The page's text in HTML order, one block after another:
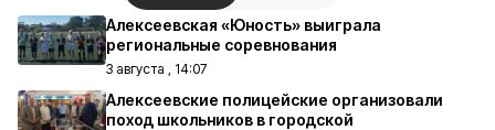
Алексеевская «Юность» выиграла
региональные соревнования
3 августа , 14:07
Алексеевские полицейские организовали
поход школьников в городской